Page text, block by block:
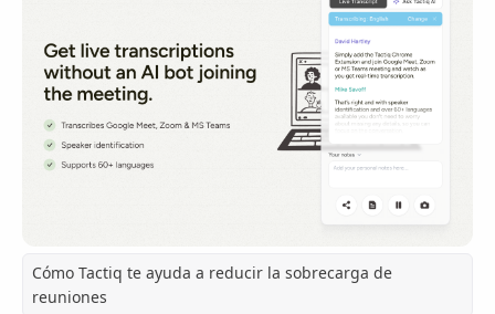
Cómo Tactiq te ayuda a reducir la sobrecarga de
reuniones